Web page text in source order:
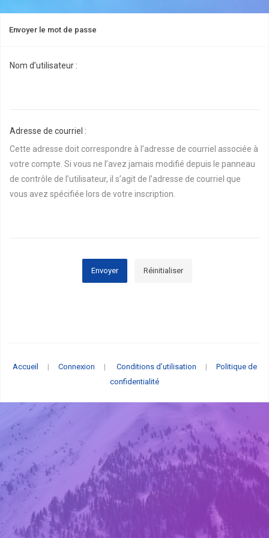
Envoyer le mot de passe
Nom d’utilisateur :
Adresse de courriel :
Cette adresse doit correspondre à l’adresse de courriel associée à
votre compte. Si vous ne l’avez jamais modifié depuis le panneau
de contrôle de l’utilisateur, il s’agit de l’adresse de courriel que
vous avez spécifiée lors de votre inscription.
Envoyer Réinitialiser
Accueil | Connexion | Conditions d’utilisation |
Politique de
confidentialité